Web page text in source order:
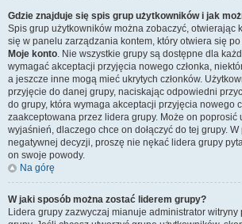
Gdzie znajduje się spis grup użytkowników i jak
Spis grup użytkowników można zobaczyć, otwierając
się w panelu zarządzania kontem, który otwiera się
Moje konto. Nie wszystkie grupy są dostępne dla
wymagać akceptacji przyjęcia nowego członka,
a jeszcze inne mogą mieć ukrytych członków.
przyjęcie do danej grupy, naciskając odpowiedni
do grupy, która wymaga akceptacji przyjęcia nowego
zaakceptowana przez lidera grupy. Może on poprosić
wyjaśnień, dlaczego chce on dołączyć do tej grupy.
negatywnej decyzji, proszę nie nękać lidera grupy
on swoje powody.
Na górę
W jaki sposób można zostać liderem grupy?
Lidera grupy zazwyczaj mianuje administrator witryny